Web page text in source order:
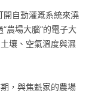
開自動灌溉系統來澆
農場大腦”的電子大
壤、空氣溫度與濕
，與焦魁家的農場